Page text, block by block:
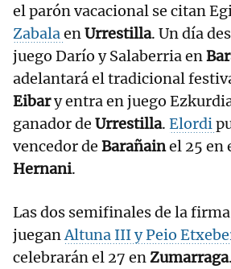
el parón vacacional se citan
ZabalaenUrrestilla. Un día
juego Darío y Salaberria en
adelantará el tradicional
Eibary entra en juego
ganador de Urrestilla. Elordi
vencedor de Barañainel 25 en
Hernani.
Las dos semifinales de la
jueganAltuna III y Peio
celebrarán el 27 enZumarraga